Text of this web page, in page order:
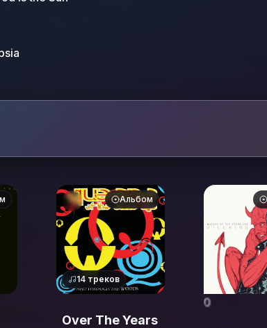
Альбом
14 треков
Over The Years
0